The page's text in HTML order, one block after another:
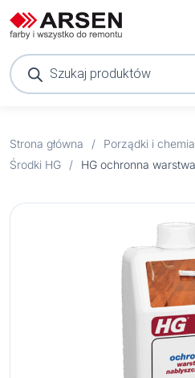
Wyszukiwarka
produktów
Strona główna / Porządki i chemia
Środki HG
/